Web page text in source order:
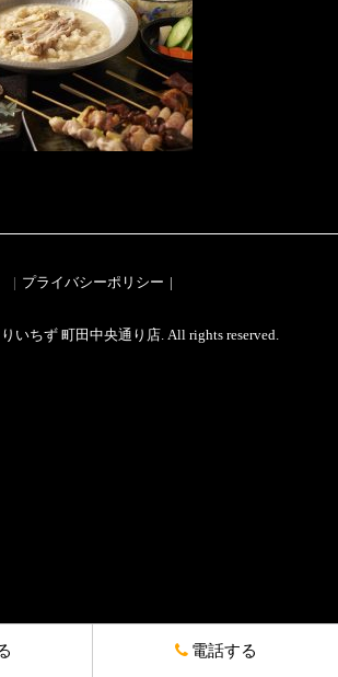
プライバシーポリシー
いちず 町田中央通り店. All rights reserved.
電話する